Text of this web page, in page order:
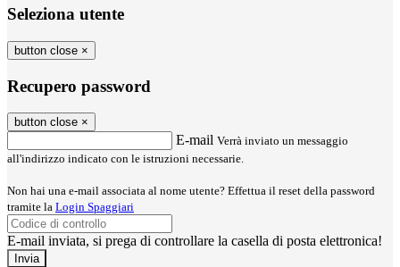
Seleziona utente
button close ×
Recupero password
button close ×
E-mail Verrà inviato un messaggio
all'indirizzo indicato con le istruzioni necessarie.
Non hai una e-mail associata al nome utente? Effettua il reset della password
tramite la Login Spaggiari
E-mail inviata, si prega di controllare la casella di posta elettronica!